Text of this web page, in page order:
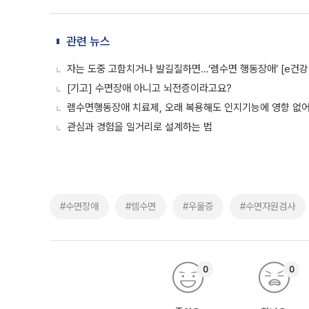
관련 뉴스
자는 도중 고함치거나 발길질하면…‘렘수면 행동장애’ [e건
[기고] 수면장애 아니고 뇌전증이라고요?
렘수면행동장애 치료제, 오래 복용해도 인지기능에 영향 없어
관심과 경험을 일거리로 설계하는 법
#수면장애 #렘수면 #우울증 #수면자원검사
0 0